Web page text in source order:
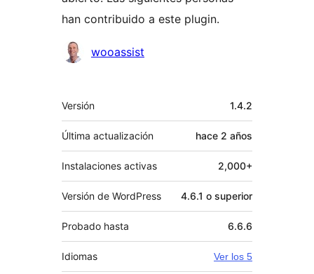
han contribuido a este plugin.
Colaboradores
wooassist
Meta
Versión 1.4.2
Última actualización hace 2 años
Instalaciones activas 2,000+
Versión de WordPress 4.6.1 o superior
Probado hasta 6.6.6
Idiomas Ver los 5